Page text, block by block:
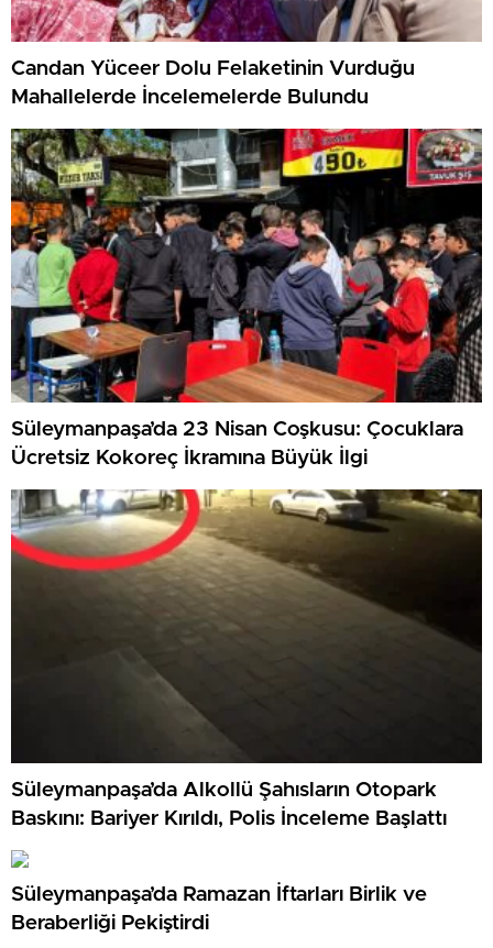
Candan Yüceer Dolu Felaketinin Vurduğu
Mahallelerde İncelemelerde Bulundu
Süleymanpaşa’da 23 Nisan Coşkusu: Çocuklara
Ücretsiz Kokoreç İkramına Büyük İlgi
Süleymanpaşa’da Alkollü Şahısların Otopark
Baskını: Bariyer Kırıldı, Polis İnceleme Başlattı
Süleymanpaşa’da Ramazan İftarları Birlik ve
Beraberliği Pekiştirdi